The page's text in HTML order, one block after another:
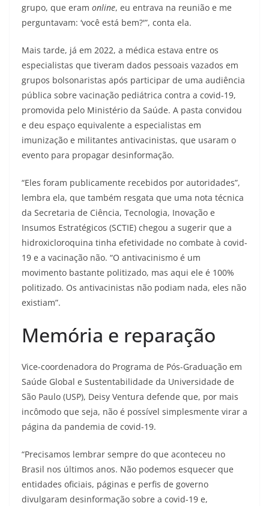
grupo, que eram online, eu entrava na reunião e me
perguntavam: ‘você está bem?'”, conta ela.
Mais tarde, já em 2022, a médica estava entre os
especialistas que tiveram dados pessoais vazados em
grupos bolsonaristas após participar de uma audiência
pública sobre vacinação pediátrica contra a covid-19,
promovida pelo Ministério da Saúde. A pasta convidou
e deu espaço equivalente a especialistas em
imunização e militantes antivacinistas, que usaram o
evento para propagar desinformação.
“Eles foram publicamente recebidos por autoridades”,
lembra ela, que também resgata que uma nota técnica
da Secretaria de Ciência, Tecnologia, Inovação e
Insumos Estratégicos (SCTIE) chegou a sugerir que a
hidroxicloroquina tinha efetividade no combate à covid-
19 e a vacinação não. “O antivacinismo é um
movimento bastante politizado, mas aqui ele é 100%
politizado. Os antivacinistas não podiam nada, eles não
existiam”.
Memória e reparação
Vice-coordenadora do Programa de Pós-Graduação em
Saúde Global e Sustentabilidade da Universidade de
São Paulo (USP), Deisy Ventura defende que, por mais
incômodo que seja, não é possível simplesmente virar a
página da pandemia de covid-19.
“Precisamos lembrar sempre do que aconteceu no
Brasil nos últimos anos. Não podemos esquecer que
entidades oficiais, páginas e perfis de governo
divulgaram desinformação sobre a covid-19 e,